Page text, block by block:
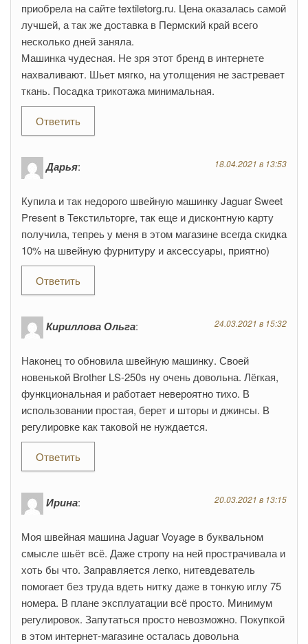
приобрела на сайте textiletorg.ru. Цена оказалась самой
лучшей, а так же доставка в Пермский край всего
несколько дней заняла.
Машинка чудесная. Не зря этот бренд в интернете
нахваливают. Шьет мягко, на утолщения не застревает
ткань. Посадка трикотажа минимальная.
Ответить
Дарья: 18.04.2021 в 13:53
Купила и так недорого швейную машинку Jaguar Sweet
Present в Текстильторге, так еще и дисконтную карту
получила, тепреь у меня в этом магазине всегда скидка
10% на швейную фурнитуру и аксессуары, приятно)
Ответить
Кириллова Ольга: 24.03.2021 в 15:32
Наконец то обновила швейную машинку. Своей
новенькой Brother LS-250s ну очень довольна. Лёгкая,
функциональная и работает невероятно тихо. В
использовании простая, берет и шторы и джинсы. В
регулировке как таковой не нуждается.
Ответить
Ирина: 20.03.2021 в 13:15
Моя швейная машина Jaguar Voyage в буквальном
смысле шьёт всё. Даже стропу на ней прострачивала и
хоть бы что. Заправляется легко, нитевдеватель
помогает без труда вдеть нитку даже в тонкую иглу 75
номера. В плане эксплуатации всё просто. Минимум
регулировок. Запутаться просто невозможно. Покупкой
в этом интернет-магазине осталась довольна